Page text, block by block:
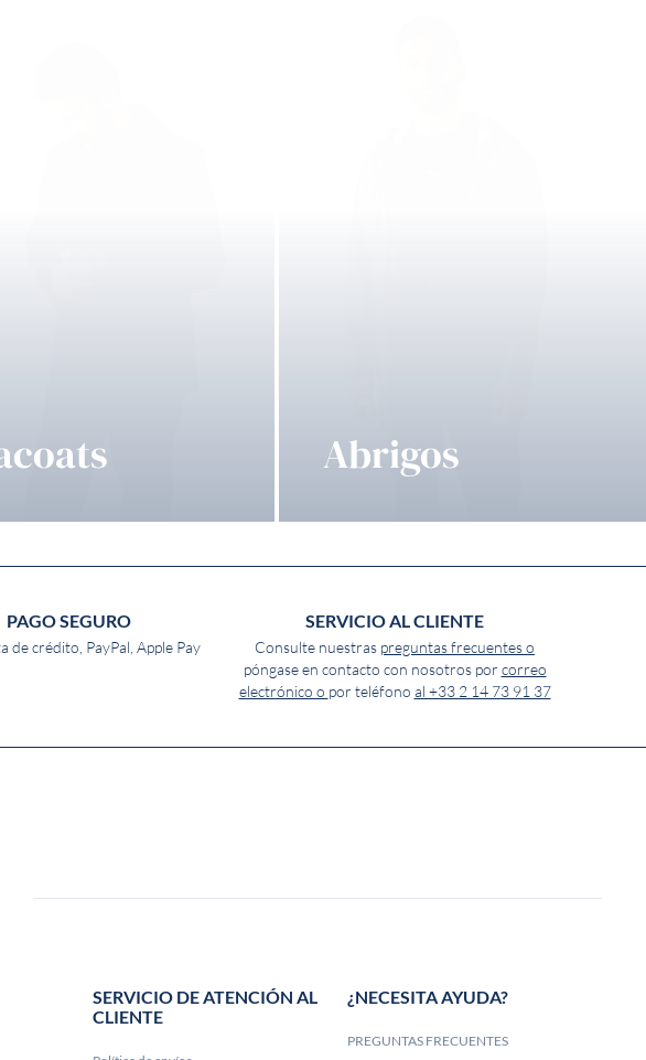
Abrigos
PAGO SEGURO
de crédito, PayPal, Apple Pay
SERVICIO AL CLIENTE
Consulte nuestras preguntas frecuentes o
póngase en contacto con nosotros por correo
electrónico o por teléfono al +33 2 14 73 91 37
SERVICIO DE ATENCIÓN AL
CLIENTE
¿NECESITA AYUDA?
PREGUNTAS FRECUENTES